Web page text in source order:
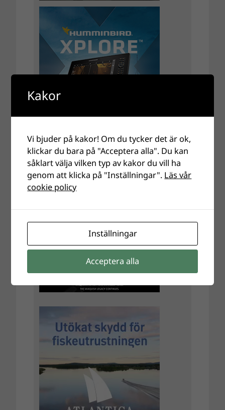
Kakor
Vi bjuder på kakor! Om du tycker det är ok,
klickar du bara på "Acceptera alla". Du kan
såklart välja vilken typ av kakor du vill ha
genom att klicka på "Inställningar". Läs vår
cookie policy
Inställningar
Acceptera alla